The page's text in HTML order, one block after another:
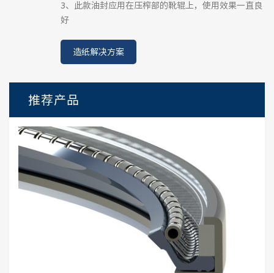
3、此款油封应用在压榨部的靴辊上，使用效果一直良
好
造纸解决方案
推荐产品